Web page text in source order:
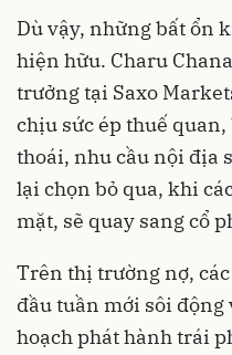
Dù vậy, những bất ổn
hiện hữu. Charu
trưởng tại Saxo
chịu sức ép thuế
thoái, nhu cầu nội địa
lại chọn bỏ qua, khi
mặt, sẽ quay sang cổ
Trên thị trường nợ,
đầu tuần mới sôi
hoạch phát hành trái